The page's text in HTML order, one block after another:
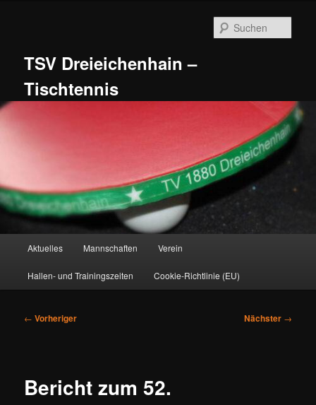
TSV Dreieichenhain –
Tischtennis
Aktuelles Mannschaften Verein
Hallen- und Trainingszeiten Cookie-Richtlinie (EU)
Beitragsnavigation
← Vorheriger Nächster →
Bericht zum 52.